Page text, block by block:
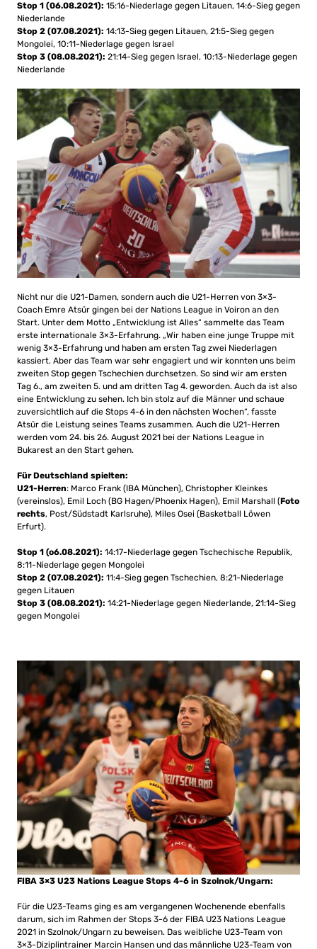
Stop 1 (06.08.2021): 15:16-Niederlage gegen Litauen, 14:6-Sieg gegen
Niederlande
Stop 2 (07.08.2021): 14:13-Sieg gegen Litauen, 21:5-Sieg gegen
Mongolei, 10:11-Niederlage gegen Israel
Stop 3 (08.08.2021): 21:14-Sieg gegen Israel, 10:13-Niederlage gegen
Niederlande
Nicht nur die U21-Damen, sondern auch die U21-Herren von 3×3-
Coach Emre Atsür gingen bei der Nations League in Voiron an den
Start. Unter dem Motto „Entwicklung ist Alles“ sammelte das Team
erste internationale 3×3-Erfahrung. „Wir haben eine junge Truppe mit
wenig 3×3-Erfahrung und haben am ersten Tag zwei Niederlagen
kassiert. Aber das Team war sehr engagiert und wir konnten uns beim
zweiten Stop gegen Tschechien durchsetzen. So sind wir am ersten
Tag 6., am zweiten 5. und am dritten Tag 4. geworden. Auch da ist also
eine Entwicklung zu sehen. Ich bin stolz auf die Männer und schaue
zuversichtlich auf die Stops 4-6 in den nächsten Wochen“, fasste
Atsür die Leistung seines Teams zusammen. Auch die U21-Herren
werden vom 24. bis 26. August 2021 bei der Nations League in
Bukarest an den Start gehen.
Für Deutschland spielten:
U21-Herren: Marco Frank (IBA München), Christopher Kleinkes
(vereinslos), Emil Loch (BG Hagen/Phoenix Hagen), Emil Marshall (Foto
rechts, Post/Südstadt Karlsruhe), Miles Osei (Basketball Löwen
Erfurt).
Stop 1 (o6.08.2021): 14:17-Niederlage gegen Tschechische Republik,
8:11-Niederlage gegen Mongolei
Stop 2 (07.08.2021): 11:4-Sieg gegen Tschechien, 8:21-Niederlage
gegen Litauen
Stop 3 (08.08.2021): 14:21-Niederlage gegen Niederlande, 21:14-Sieg
gegen Mongolei
FIBA 3×3 U23 Nations League Stops 4-6 in Szolnok/Ungarn:
Für die U23-Teams ging es am vergangenen Wochenende ebenfalls
darum, sich im Rahmen der Stops 3-6 der FIBA U23 Nations League
2021 in Szolnok/Ungarn zu beweisen. Das weibliche U23-Team von
3×3-Diziplintrainer Marcin Hansen und das männliche U23-Team von